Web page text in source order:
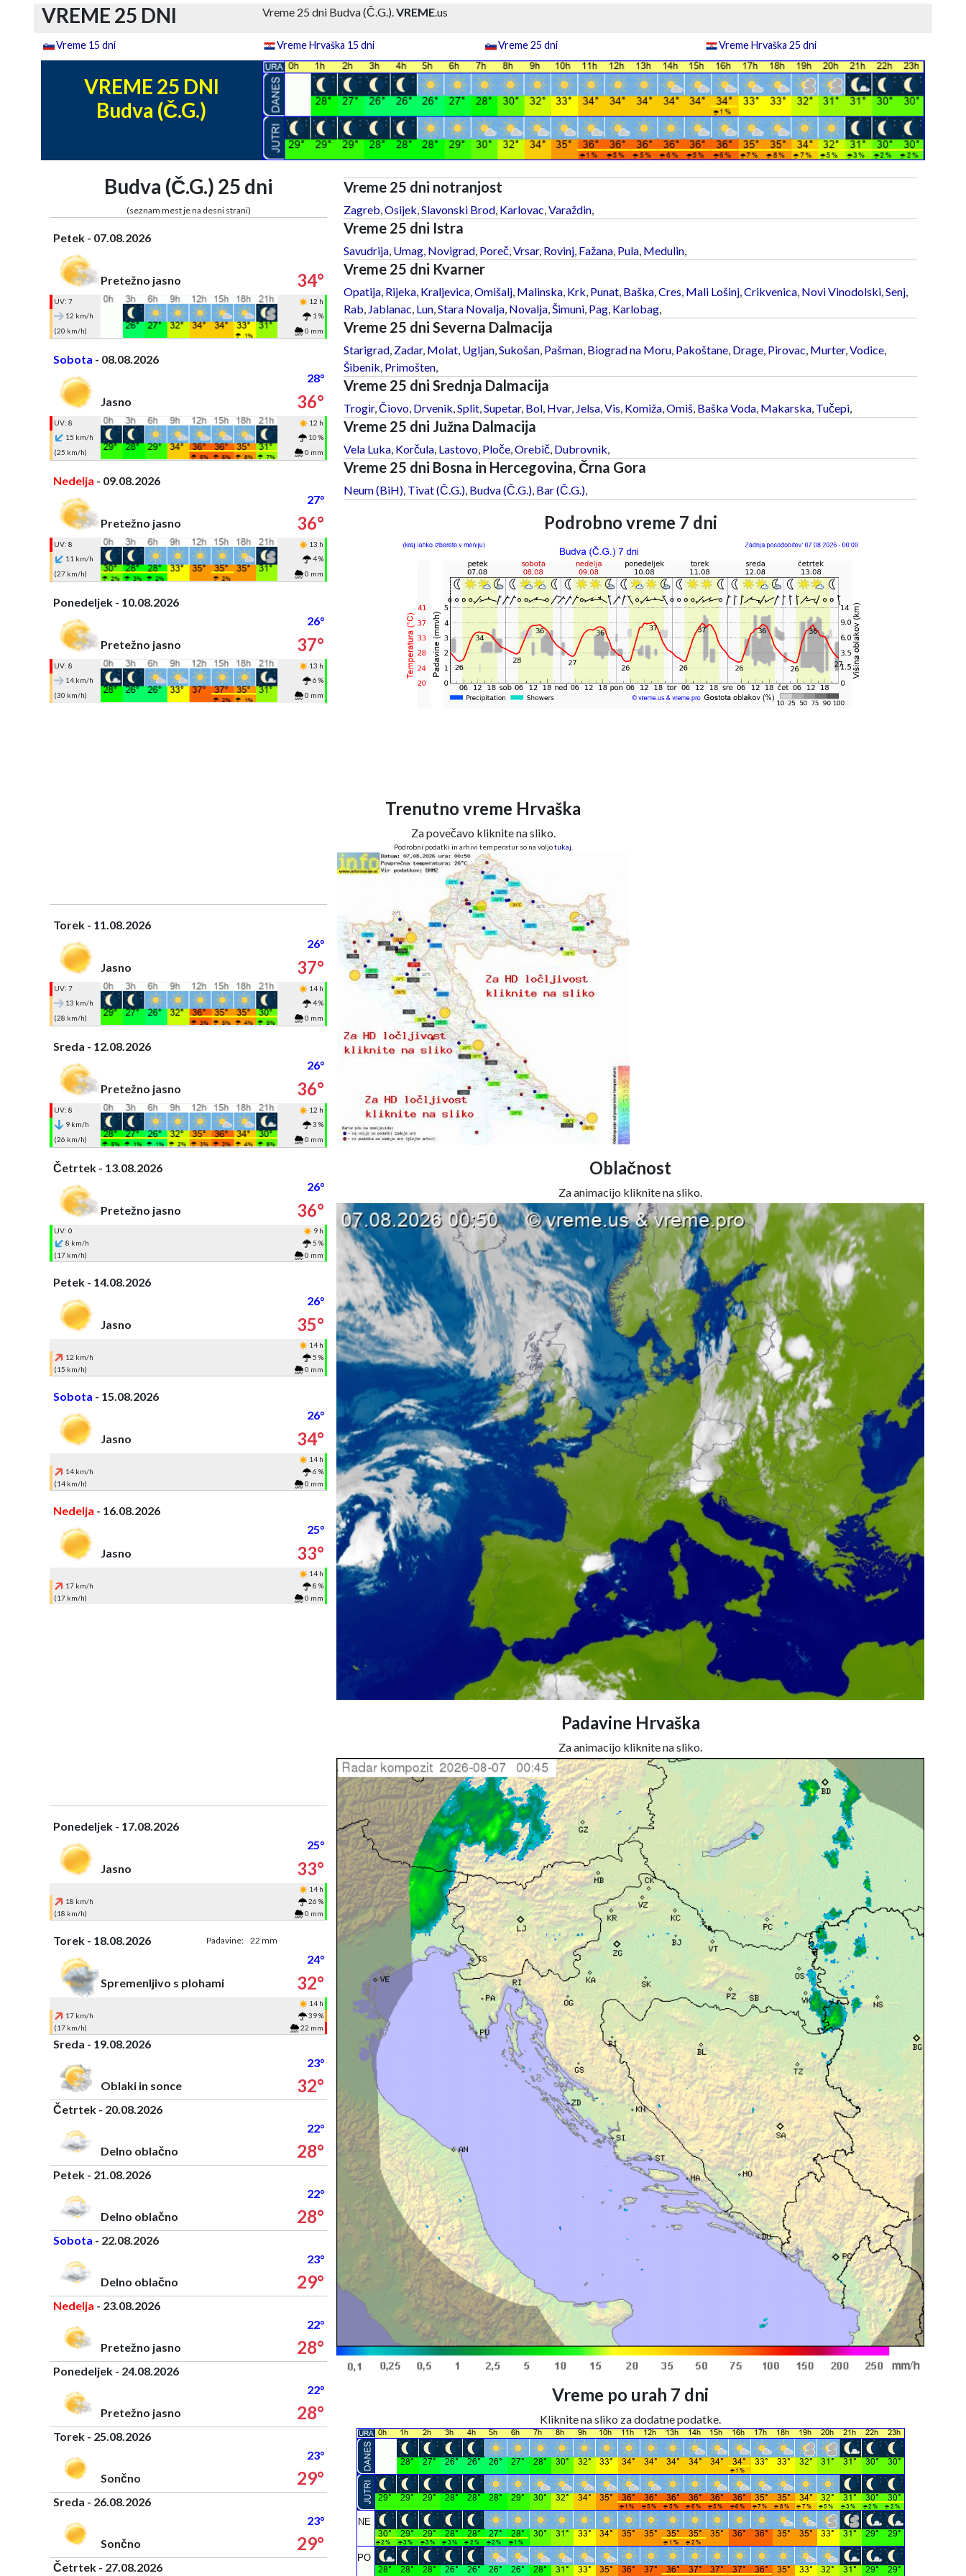
VREME 25 DNI Vreme 25 dni Budva (Č.G.).VREME.us
Vreme 15 dni Vreme Hrvaška 15 dni Vreme 25 dni Vreme Hrvaška 25 dni
VREME 25 DNI
Budva (Č.G.)
Budva (Č.G.) 25 dni
(seznam mest je na desni strani)
Petek - 07.08.2026
Pretežno jasno 34°
UV: 7
12 h
12 km/h
1 %
(20 km/h)
0 mm
Sobota - 08.08.2026
28°
Jasno
36°
UV: 8
12 h
15 km/h
10 %
(25 km/h)
0 mm
Nedelja - 09.08.2026
27°
Pretežno jasno
36°
UV: 8
13 h
11 km/h
4 %
(27 km/h)
0 mm
Ponedeljek - 10.08.2026
26°
Pretežno jasno
37°
UV: 8
13 h
14 km/h
6 %
(30 km/h)
0 mm
Torek - 11.08.2026
26°
Jasno
37°
UV: 7
14 h
13 km/h
4 %
(28 km/h)
0 mm
Sreda - 12.08.2026
26°
Pretežno jasno
36°
UV: 8
12 h
9 km/h
3 %
(26 km/h)
0 mm
Četrtek - 13.08.2026
26°
Pretežno jasno
36°
UV: 0
9 h
8 km/h
5 %
(17 km/h)
0 mm
Petek - 14.08.2026
26°
Jasno
35°
14 h
12 km/h
5 %
(15 km/h)
0 mm
Sobota - 15.08.2026
26°
Jasno
34°
14 h
14 km/h
6 %
(14 km/h)
0 mm
Nedelja - 16.08.2026
25°
Jasno
33°
14 h
17 km/h
8 %
(17 km/h)
0 mm
Ponedeljek - 17.08.2026
25°
Jasno
33°
14 h
18 km/h
26 %
(18 km/h)
0 mm
Torek - 18.08.2026 Padavine: 22 mm
24°
Spremenljivo s plohami
32°
14 h
17 km/h
39 %
(17 km/h)
22 mm
Sreda - 19.08.2026
23°
Oblaki in sonce
32°
Četrtek - 20.08.2026
22°
Delno oblačno
28°
Petek - 21.08.2026
22°
Delno oblačno
28°
Sobota - 22.08.2026
23°
Delno oblačno
29°
Nedelja - 23.08.2026
22°
Pretežno jasno
28°
Ponedeljek - 24.08.2026
22°
Pretežno jasno
28°
Torek - 25.08.2026
23°
Sončno
29°
Sreda - 26.08.2026
23°
Sončno
29°
Četrtek - 27.08.2026
Vreme 25 dni notranjost
Zagreb Osijek Slavonski Brod, Karlovac Varaždin,
Vreme 25 dni Istra
Savudrija, Umag, Novigrad, Poreč, Vrsar, Rovinj, Fažana, Pula, Medulin,
Vreme 25 dni Kvarner
Opatija, Rijeka, Kraljevica, Omišalj, Malinska, Krk Punat, Baška, Cres Mali Lošinj, Crikvenica, Novi Vinodolski, Senj,
Rab Jablanac Lun, Stara Novalja, Novalja, Šimuni, Pag, Karlobag,
Vreme 25 dni Severna Dalmacija
Starigrad, Zadar, Molat, Ugljan, Sukošan, Pašman, Biograd na Moru, Pakoštane, Drage, Pirovac Murter, Vodice,
Šibenik Primošten,
Vreme 25 dni Srednja Dalmacija
Trogir, Čiovo, Drvenik Split, Supetar, Bol, Hvar, Jelsa, Vis Komiža, Omiš, Baška Voda, Makarska, Tučepi,
Vreme 25 dni Južna Dalmacija
Vela Luka, Korčula, Lastovo, Ploče, Orebič, Dubrovnik
Vreme 25 dni Bosna in Hercegovina, Črna Gora
Neum (BiH), Tivat (Č.G.), Budva (Č.G.), Bar (Č.G.),
Podrobno vreme 7 dni
Trenutno vreme Hrvaška
Za povečavo kliknite na sliko.
Podrobni podatki in arhivi temperatur so na voljotukaj
Oblačnost
Za animacijo kliknite na sliko.
Padavine Hrvaška
Za animacijo kliknite na sliko.
Vreme po urah 7 dni
Kliknite na sliko za dodatne podatke.